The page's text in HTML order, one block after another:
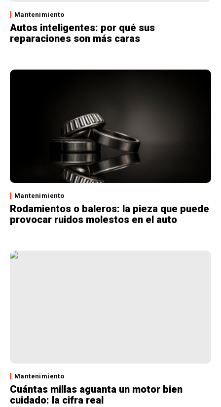
Mantenimiento
Autos inteligentes: por qué sus
reparaciones son más caras
Mantenimiento
Rodamientos o baleros: la pieza que puede
provocar ruidos molestos en el auto
Mantenimiento
Cuántas millas aguanta un motor bien
cuidado: la cifra real